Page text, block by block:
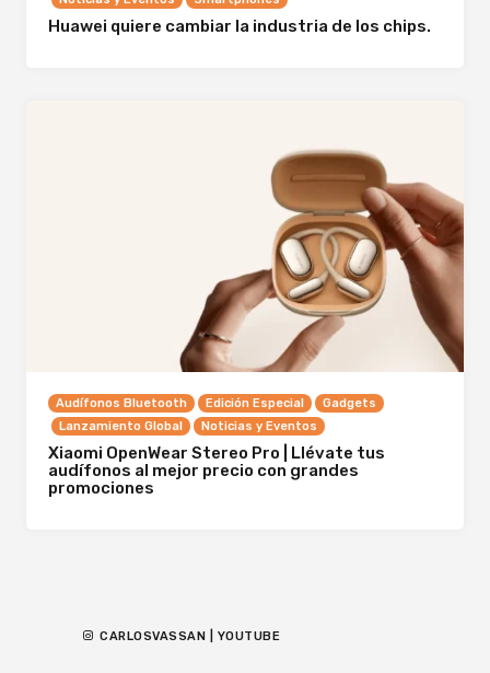
Huawei quiere cambiar la industria de los chips.
Audífonos Bluetooth Edición Especial
Gadgets
Lanzamiento Global
Noticias y Eventos
Xiaomi OpenWear Stereo Pro | Llévate tus
audífonos al mejor precio con grandes
promociones
CARLOSVASSAN | YOUTUBE